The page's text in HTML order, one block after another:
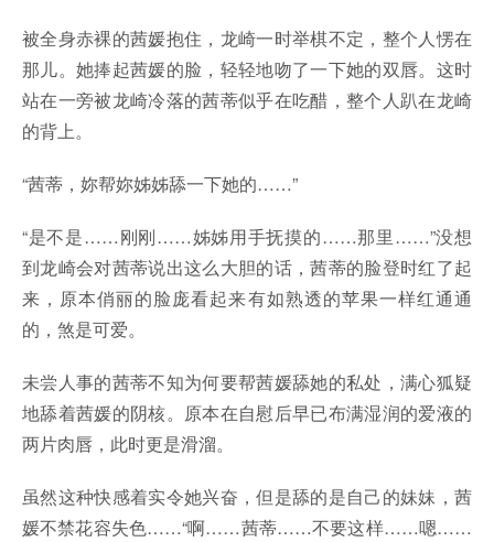
被全身赤裸的茜媛抱住，龙崎一时举棋不定，整个人愣在
那儿。她捧起茜媛的脸，轻轻地吻了一下她的双唇。这时
站在一旁被龙崎冷落的茜蒂似乎在吃醋，整个人趴在龙崎
的背上。
“茜蒂，妳帮妳姊姊舔一下她的……”
“是不是……刚刚……姊姊用手抚摸的……那里……”没想
到龙崎会对茜蒂说出这么大胆的话，茜蒂的脸登时红了起
来，原本俏丽的脸庞看起来有如熟透的苹果一样红通通
的，煞是可爱。
未尝人事的茜蒂不知为何要帮茜媛舔她的私处，满心狐疑
地舔着茜媛的阴核。原本在自慰后早已布满湿润的爱液的
两片肉唇，此时更是滑溜。
虽然这种快感着实令她兴奋，但是舔的是自己的妹妹，茜
媛不禁花容失色……“啊……茜蒂……不要这样……嗯……